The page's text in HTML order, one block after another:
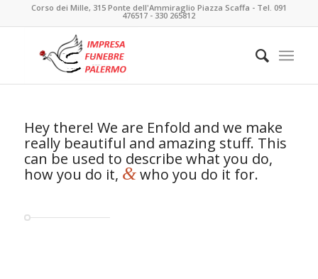
Corso dei Mille, 315 Ponte dell'Ammiraglio Piazza Scaffa - Tel. 091
476517 - 330 265812
Hey there! We are Enfold and we make
really beautiful and amazing stuff. This
can be used to describe what you do,
how you do it, &who you do it for.